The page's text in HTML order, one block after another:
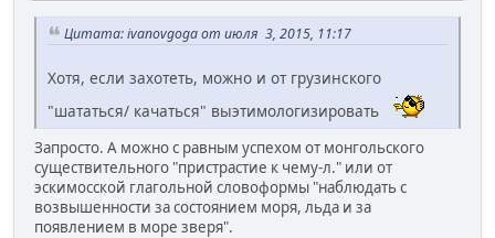
Цитата: ivanovgoga от июля 3, 2015, 11:17
Хотя, если захотеть, можно и от грузинского
"шататься/ качаться" выэтимологизировать
Запросто. А можно с равным успехом от монгольского
существительного "пристрастие к чему-л." или от
эскимосской глагольной словоформы "наблюдать с
возвышенности за состоянием моря, льда и за
появлением в море зверя".